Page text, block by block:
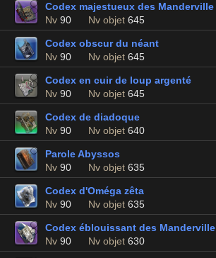
Codex majestueux des Manderville
Nv 90 Nv objet 645
Codex obscur du néant
Nv 90 Nv objet 645
Codex en cuir de loup argenté
Nv 90 Nv objet 645
Codex de diadoque
Nv 90 Nv objet 640
Parole Abyssos
Nv 90 Nv objet 635
Codex d'Oméga zêta
Nv 90 Nv objet 635
Codex éblouissant des Manderville
Nv 90 Nv objet 630